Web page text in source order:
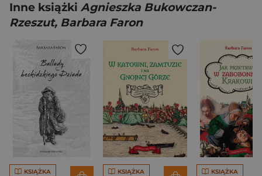
Inne książki Agnieszka Bukowczan-
Rzeszut, Barbara Faron
KSIĄŻKA KSIĄŻKA KSIĄŻKA